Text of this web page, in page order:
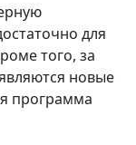
для
того, за
новые
программа